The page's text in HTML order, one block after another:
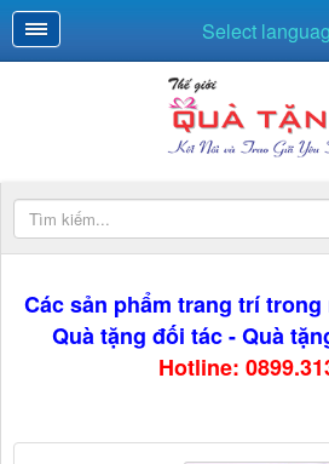
Select
Các sản phẩm trang trí trong
Quà tặng đối tác - Quà
Hotline: